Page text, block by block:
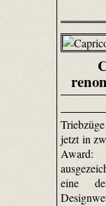
jetzt in
eine